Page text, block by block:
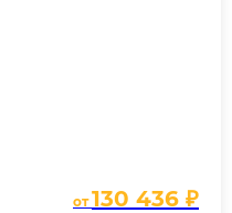
от130 436 ₽